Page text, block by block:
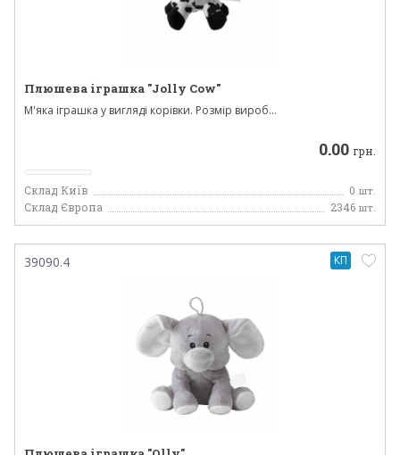
Плюшева іграшка "Jolly Cow"
М'яка іграшка у вигляді корівки. Розмір вироб...
0.00 грн.
Склад Київ 0 шт.
Склад Європа 2346 шт.
39090.4 КП